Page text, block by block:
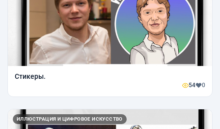
Стикеры.
54 0
ИЛЛЮСТРАЦИЯ И ЦИФРОВОЕ ИСКУССТВО